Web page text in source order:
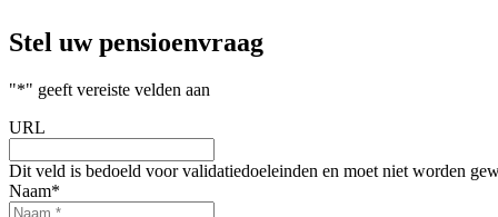
Stel uwpensioenvraag
"*" geeft vereiste velden aan
URL
Dit veld is bedoeld voor validatiedoeleinden en moet niet worden
Naam*